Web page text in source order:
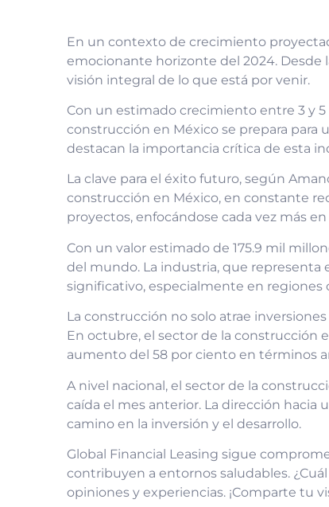
En un contexto de crecimiento
emocionante horizonte del 2024. Desde
visión integral de lo que está por venir.
Con un estimado crecimiento entre 3 y 5
construcción en México se prepara para
destacan la importancia crítica de esta
La clave para el éxito futuro, según
construcción en México, en constante
proyectos, enfocándose cada vez más
Con un valor estimado de 175.9 mil
del mundo. La industria, que
significativo, especialmente en regiones
La construcción no solo atrae
En octubre, el sector de la construcción
aumento del 58 por ciento en términos
A nivel nacional, el sector de la
caída el mes anterior. La dirección hacia
camino en la inversión y el desarrollo.
Global Financial Leasing sigue
contribuyen a entornos saludables.
opiniones y experiencias. ¡Comparte tu